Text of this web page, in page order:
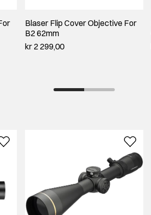
Blaser Flip Cover Objective For
B2 62mm
kr 2 299,00